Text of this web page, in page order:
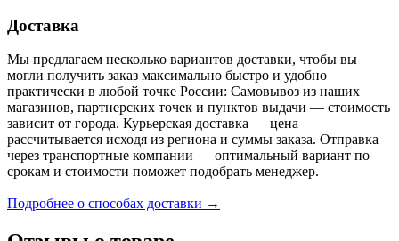
Доставка
Мы предлагаем несколько вариантов доставки, чтобы вы
могли получить заказ максимально быстро и удобно
практически в любой точке России: Самовывоз из наших
магазинов, партнерских точек и пунктов выдачи — стоимость
зависит от города. Курьерская доставка — цена
рассчитывается исходя из региона и суммы заказа. Отправка
через транспортные компании — оптимальный вариант по
срокам и стоимости поможет подобрать менеджер.
Подробнее о способах доставки →